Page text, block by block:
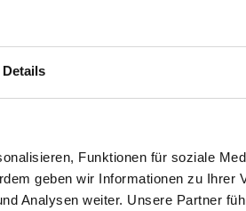
Details
Funktionen für soziale
geben wir Informationen zu Ihrer
Analysen weiter. Unsere Partner
individuelle Form mit bis zu 6 m
hochwertige Acryl Standard / Acryl
Segels können
sich durch einen